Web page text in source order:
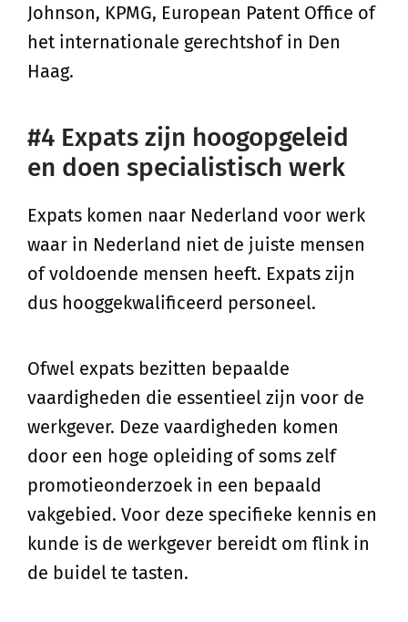
Johnson, KPMG, European Patent Office of
het internationale gerechtshof in Den
Haag.
#4 Expats zijn hoogopgeleid
en doen specialistisch werk
Expats komen naar Nederland voor werk
waar in Nederland niet de juiste mensen
of voldoende mensen heeft. Expats zijn
dus hooggekwalificeerd personeel.
Ofwel expats bezitten bepaalde
vaardigheden die essentieel zijn voor de
werkgever. Deze vaardigheden komen
door een hoge opleiding of soms zelf
promotieonderzoek in een bepaald
vakgebied. Voor deze specifieke kennis en
kunde is de werkgever bereidt om flink in
de buidel te tasten.